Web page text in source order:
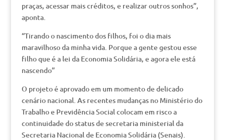
praças, acessar mais créditos, e realizar outros sonhos”,
aponta.
“Tirando o nascimento dos filhos, foi o dia mais
maravilhoso da minha vida. Porque a gente gestou esse
filho que é a lei da Economia Solidária, e agora ele está
nascendo”
O projeto é aprovado em um momento de delicado
cenário nacional. As recentes mudanças no Ministério do
Trabalho e Previdência Social colocam em risco a
continuidade do status de secretaria ministerial da
Secretaria Nacional de Economia Solidária (Senais).